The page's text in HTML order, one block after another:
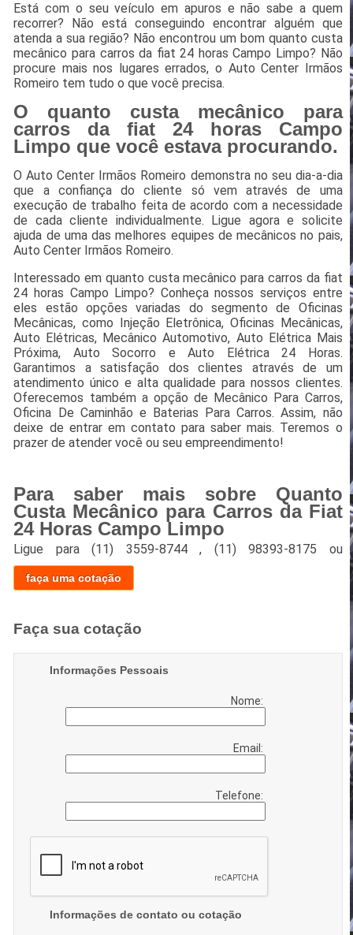
Está com o seu veículo em apuros e não sabe a quem
recorrer? Não está conseguindo encontrar alguém que
atenda a sua região? Não encontrou um bom quanto custa
mecânico para carros da fiat 24 horas Campo Limpo? Não
procure mais nos lugares errados, o Auto Center Irmãos
Romeiro tem tudo o que você precisa.
O quanto custa mecânico para
carros da fiat 24 horas Campo
Limpo que você estava procurando.
O Auto Center Irmãos Romeiro demonstra no seu dia-a-dia
que a confiança do cliente só vem através de uma
execução de trabalho feita de acordo com a necessidade
de cada cliente individualmente. Ligue agora e solicite
ajuda de uma das melhores equipes de mecânicos no pais,
Auto Center Irmãos Romeiro.
Interessado em quanto custa mecânico para carros da fiat
24 horas Campo Limpo? Conheça nossos serviços entre
eles estão opções variadas do segmento de Oficinas
Mecânicas, como Injeção Eletrônica, Oficinas Mecânicas,
Auto Elétricas, Mecânico Automotivo, Auto Elétrica Mais
Próxima, Auto Socorro e Auto Elétrica 24 Horas.
Garantimos a satisfação dos clientes através de um
atendimento único e alta qualidade para nossos clientes.
Oferecemos também a opção de Mecânico Para Carros,
Oficina De Caminhão e Baterias Para Carros. Assim, não
deixe de entrar em contato para saber mais. Teremos o
prazer de atender você ou seu empreendimento!
Para saber mais sobre Quanto
Custa Mecânico para Carros da Fiat
24 Horas Campo Limpo
Ligue para(11) 3559-8744 , (11) 98393-8175 ou
faça uma cotação
Faça sua cotação
Informações Pessoais
Nome:
Email:
Telefone:
Informações de contato ou cotação